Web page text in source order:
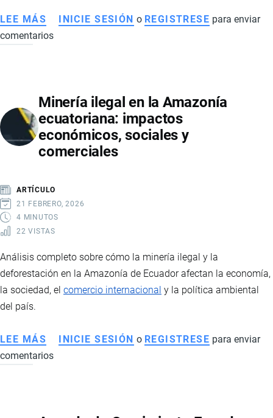
LEE MÁS SOBRE
EVOLUCIÓN
ECUADOR
EN
2025:
CAMARONERAS,
DINAMISMO
DEL
MERCADO
INICIE SESIÓN o REGISTRESE para enviar
comentarios
Minería ilegal en la Amazonía
ecuatoriana: impactos
económicos, sociales y
comerciales
ARTÍCULO
21 FEBRERO, 2026
4 MINUTOS
22 VISTAS
Análisis completo sobre cómo la minería ilegal y la
deforestación en la Amazonía de Ecuador afectan la economía,
la sociedad, el comercio internacional y la política ambiental
del país.
LEE MÁS SOBRE
MINERÍA
INICIE SESIÓN o REGISTRESE para enviar
comentarios